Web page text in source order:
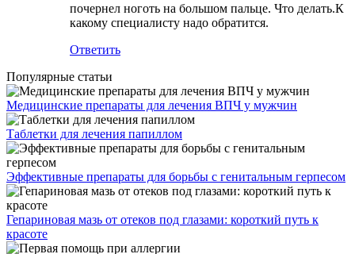
почернел ноготь на большом пальце. Что делать.К
какому специалисту надо обратится.
Ответить
Популярные статьи
Медицинские препараты для лечения ВПЧ у мужчин
Таблетки для лечения папиллом
Эффективные препараты для борьбы с генитальным герпесом
Гепариновая мазь от отеков под глазами: короткий путь к
красоте